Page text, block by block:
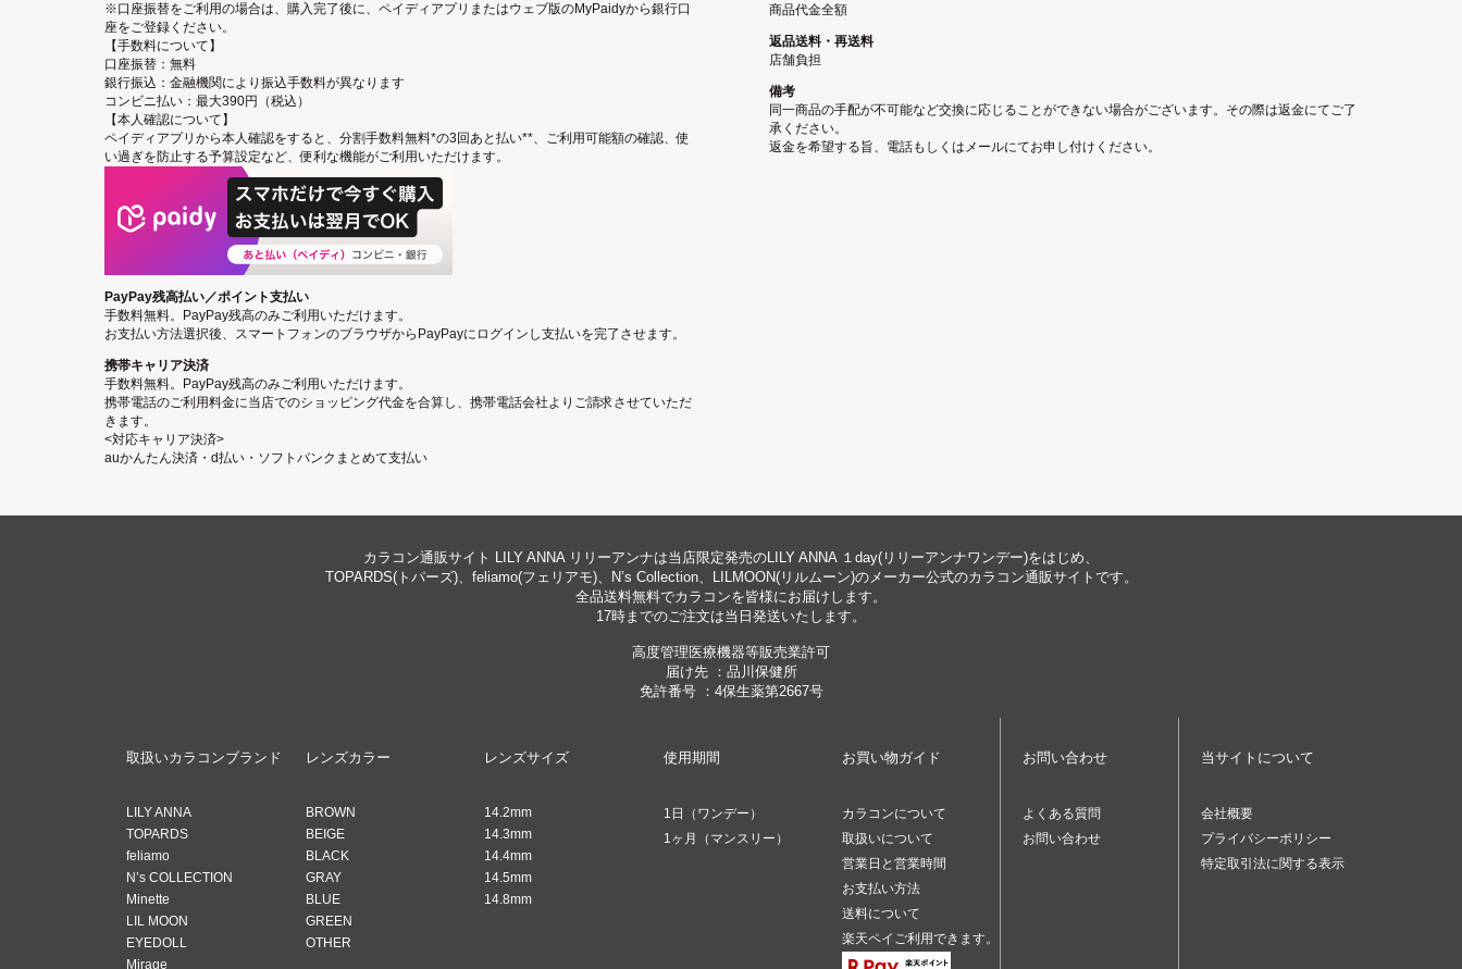
※口座振替をご利用の場合は、購入完了後に、ペイディアプリまたはウェブ版のMyPaidyから銀行口
座をご登録ください。
【手数料について】
口座振替：無料
銀行振込：金融機関により振込手数料が異なります
コンビニ払い：最大390円（税込）
【本人確認について】
ペイディアプリから本人確認をすると、分割手数料無料*の3回あと払い**、ご利用可能額の確認、使
い過ぎを防止する予算設定など、便利な機能がご利用いただけます。
PayPay残高払い／ポイント支払い
手数料無料。PayPay残高のみご利用いただけます。
お支払い方法選択後、スマートフォンのブラウザからPayPayにログインし支払いを完了させます。
携帯キャリア決済
手数料無料。PayPay残高のみご利用いただけます。
携帯電話のご利用料金に当店でのショッピング代金を合算し、携帯電話会社よりご請求させていただ
きます。
<対応キャリア決済>
auかんたん決済・d払い・ソフトバンクまとめて支払い
商品代金全額
返品送料・再送料
店舗負担
備考
同一商品の手配が不可能など交換に応じることができない場合がございます。その際は返金にてご了
承ください。
返金を希望する旨、電話もしくはメールにてお申し付けください。
カラコン通販サイト LILY ANNA リリーアンナは当店限定発売のLILY ANNA １day(リリーアンナワンデー)をはじめ、
TOPARDS(トパーズ)、feliamo(フェリアモ)、N’s Collection、LILMOON(リルムーン)のメーカー公式のカラコン通販サイトです。
全品送料無料でカラコンを皆様にお届けします。
17時までのご注文は当日発送いたします。
高度管理医療機器等販売業許可
届け先 ：品川保健所
免許番号 ：4保生薬第2667号
取扱いカラコンブランド
LILY ANNA
TOPARDS
feliamo
N’s COLLECTION
Minette
LIL MOON
EYEDOLL
Mirage
レンズカラー
BROWN
BEIGE
BLACK
GRAY
BLUE
GREEN
OTHER
レンズサイズ
14.2mm
14.3mm
14.4mm
14.5mm
14.8mm
使用期間
1日（ワンデー）
1ヶ月（マンスリー）
お買い物ガイド
カラコンについて
取扱いについて
営業日と営業時間
お支払い方法
送料について
楽天ペイご利用できます。
お問い合わせ
よくある質問
お問い合わせ
当サイトについて
会社概要
プライバシーポリシー
特定取引法に関する表示